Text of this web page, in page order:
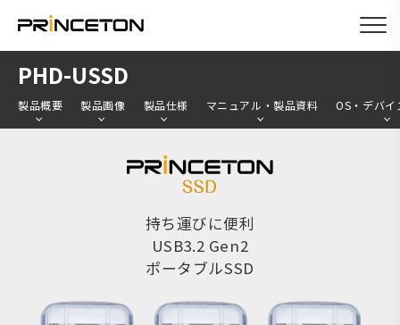
PHD-USSD
製品概要 製品画像 製品仕様 マニュアル・製品資料 OS・デバイ
持ち運びに便利
USB3.2 Gen2
ポータブルSSD